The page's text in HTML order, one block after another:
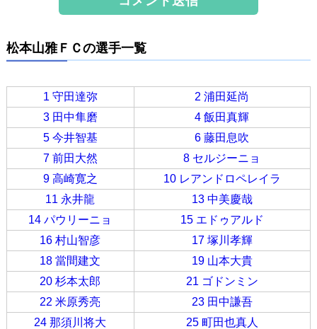
松本山雅ＦＣの選手一覧
1 守田達弥
2 浦田延尚
3 田中隼磨
4 飯田真輝
5 今井智基
6 藤田息吹
7 前田大然
8 セルジーニョ
9 高崎寛之
10 レアンドロペレイラ
11 永井龍
13 中美慶哉
14 パウリーニョ
15 エドゥアルド
16 村山智彦
17 塚川孝輝
18 當間建文
19 山本大貴
20 杉本太郎
21 ゴドンミン
22 米原秀亮
23 田中謙吾
24 那須川将大
25 町田也真人